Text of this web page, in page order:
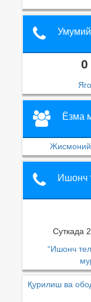
0
Ёзма
Жисмоний
Ишонч
Суткада
“Ишонч
Қурилиш ва